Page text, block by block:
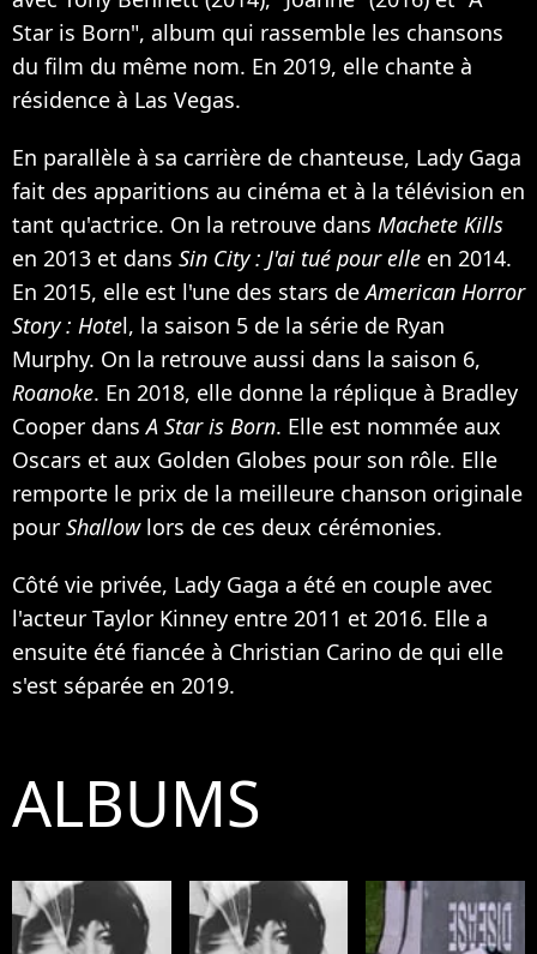
Star is Born", album qui rassemble les chansons
du film du même nom. En 2019, elle chante à
résidence à Las Vegas.
En parallèle à sa carrière de chanteuse, Lady Gaga
fait des apparitions au cinéma et à la télévision en
tant qu'actrice. On la retrouve dans Machete Kills
en 2013 et dans Sin City : J'ai tué pour elle en 2014.
En 2015, elle est l'une des stars deAmerican Horror
Story : Hotel, la saison 5 de la série de Ryan
Murphy. On la retrouve aussi dans la saison 6,
Roanoke. En 2018, elle donne la réplique à Bradley
Cooper dansA Star is Born. Elle est nommée aux
Oscars et aux Golden Globes pour son rôle. Elle
remporte le prix de la meilleure chanson originale
pour Shallowlors de ces deux cérémonies.
Côté vie privée, Lady Gaga a été en couple avec
l'acteur Taylor Kinney entre 2011 et 2016. Elle a
ensuite été fiancée à Christian Carino de qui elle
s'est séparée en 2019.
ALBUMS